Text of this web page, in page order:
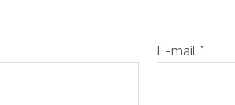
E-mail *